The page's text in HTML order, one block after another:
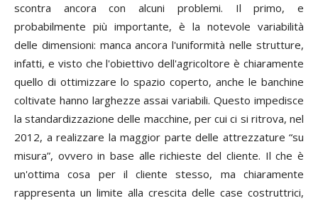
scontra ancora con alcuni problemi. Il primo, e
probabilmente più importante, è la notevole variabilità
delle dimensioni: manca ancora l'uniformità nelle strutture,
infatti, e visto che l'obiettivo dell'agricoltore è chiaramente
quello di ottimizzare lo spazio coperto, anche le banchine
coltivate hanno larghezze assai variabili. Questo impedisce
la standardizzazione delle macchine, per cui ci si ritrova, nel
2012, a realizzare la maggior parte delle attrezzature “su
misura”, ovvero in base alle richieste del cliente. Il che è
un'ottima cosa per il cliente stesso, ma chiaramente
rappresenta un limite alla crescita delle case costruttrici,